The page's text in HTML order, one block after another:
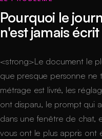
Pourquoi le
n'est jamais écrit
<strong>Le document le
que presque personne ne
métrage est livré, les
ont disparu, le prompt qui
dans une fenêtre de chat,
vous ont le plus appris ont